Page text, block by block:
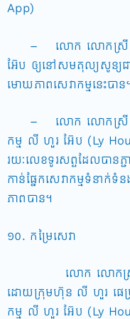
App)
– លោក លោកស្រី ត្រូវធ្
អ៊ែប ឲ្យនៅសមតុល្យសូន្យ
មោឃភាពសេវាកម្មនេះបាន
– លោក លោកស្រី អាច
កម្ម លី ហួរ អ៊ែប (Ly
រយៈលេខទូរសព្ទដែលបានភ្
កាន់ផ្នែកសេវាកម្មទំនា
ភាពបាន។
១០. កម្រៃសេវា
លោក លោកស្រី ព្រម
ដោយក្រុមហ៊ុន លី ហួរ ផេប្
កម្ម លី ហួរ អ៊ែប (Ly